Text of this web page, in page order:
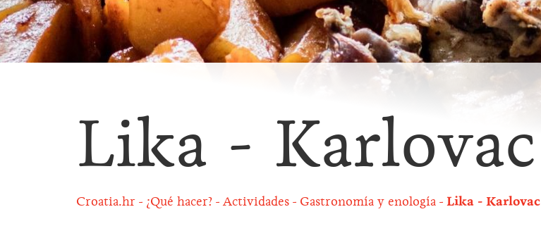
Lika - Karlovac
Croatia.hr ¿Qué hacer? Actividades Gastronomía y enología Lika - Karlovac